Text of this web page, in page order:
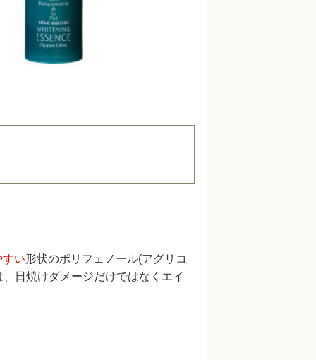
すい形状のポリフェノール(アグリコ
日焼けダメージだけではなくエイ